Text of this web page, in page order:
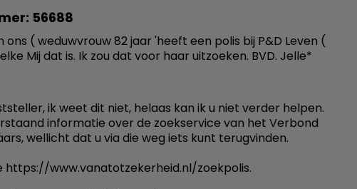
56688
ons ( weduwvrouw 82 jaar 'heeft een polis bij P&D Leven (
Mij dat is. Ik zou dat voor haar uitzoeken. BVD. Jelle*
ik weet dit niet, helaas kan ik u niet verder helpen.
informatie over de zoekservice van het Verbond
wellicht dat u via die weg iets kunt terugvinden.
https://www.vanatotzekerheid.nl/zoekpolis.